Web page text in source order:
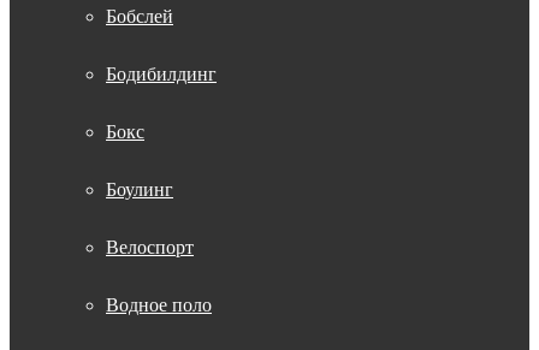
Бобслей
Бодибилдинг
Бокс
Боулинг
Велоспорт
Водное поло